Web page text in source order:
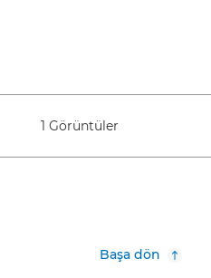
1 Görüntüler
Başa dön